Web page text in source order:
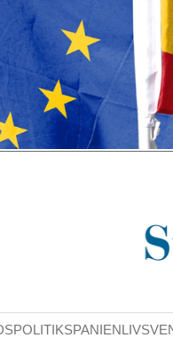
SPANIENLIV